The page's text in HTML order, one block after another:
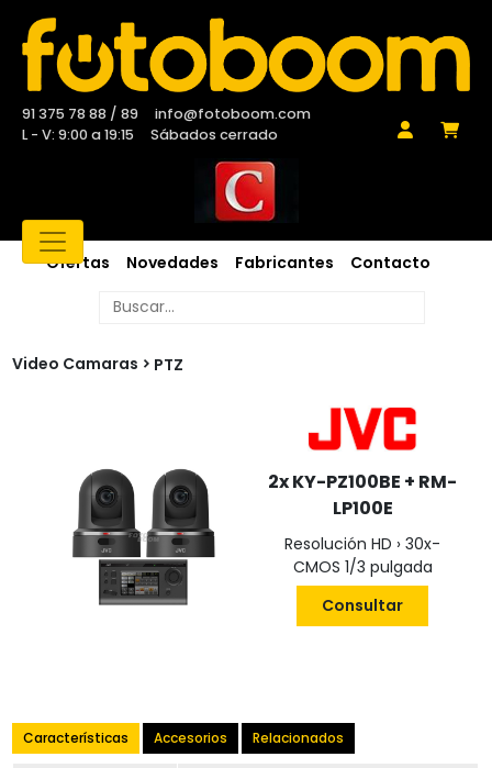
91 375 78 88 / 89
info@fotoboom.com
L - V: 9:00 a 19:15
Sábados cerrado
Ofertas Novedades Fabricantes Contacto
Video Camaras PTZ
2x KY-PZ100BE + RM-
LP100E
Resolución HD › 30x-
CMOS 1/3 pulgada
Consultar
Características Accesorios Relacionados